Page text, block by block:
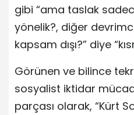
gibi “ama taslak
yönelik?, diğer
kapsam dışı?” diye
Görünen ve bilince
sosyalist iktidar
parçası olarak, “Kürt